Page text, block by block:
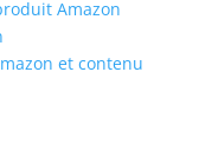
Amazon
et contenu